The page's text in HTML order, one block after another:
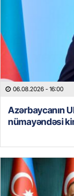
06.08.2026 - 16:00
Azərbaycanın
nümayəndəsi